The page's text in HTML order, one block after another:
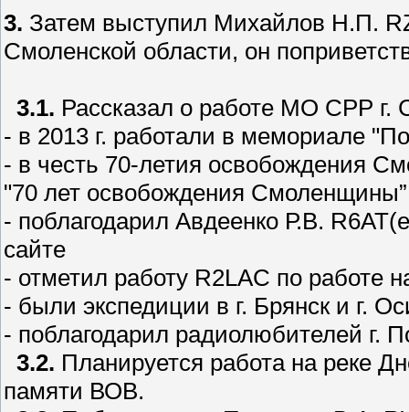
3. Затем выступил Михайлов Н.П.
Смоленской области, он
3.1. Рассказал о работе МО СРР г.
- в 2013 г. работали в мемориале
- в честь 70-летия освобождения
"70 лет освобождения
- поблагодарил Авдеенко Р.В.
сайте
- отметил работу R2LAC по работе
- были экспедиции в г. Брянск и г.
- поблагодарил радиолюбителей г.
3.2. Планируется работа на реке
памяти ВОВ.